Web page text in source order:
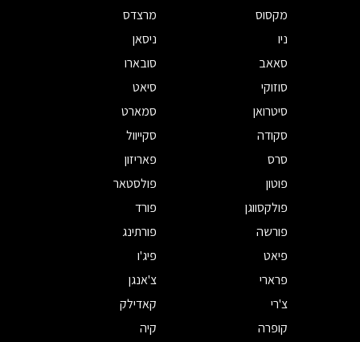
מקסוס
מרצדס
ניו
ניסאן
סאאב
סובארו
סוזוקי
סיאט
סיטרואן
סמארט
סקודה
סקייוול
סרס
פאריזון
פוטון
פולסטאר
פולקסווגן
פורד
פורשה
פורתינג
פיאט
פיג'ו
פרארי
צ'אנגן
צ'רי
קאדילק
קופרה
קיה